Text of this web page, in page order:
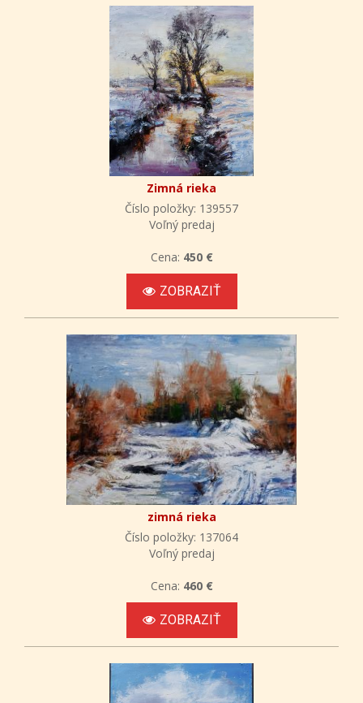
Zimná rieka
Číslo položky: 139557
Voľný predaj
Cena: 450 €
ZOBRAZIŤ
zimná rieka
Číslo položky: 137064
Voľný predaj
Cena: 460 €
ZOBRAZIŤ